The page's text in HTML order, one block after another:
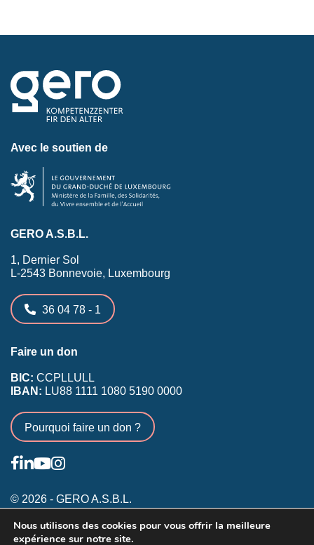
Avec le soutien de
GERO A.S.B.L.
1, Dernier Sol
L-2543 Bonnevoie, Luxembourg
36 04 78 - 1
Faire un don
BIC: CCPLLULL
IBAN: LU88 1111 1080 5190 0000
Pourquoi faire un don ?
© 2026 - GERO A.S.B.L.
Conditions générales
Nous utilisons des cookies pour vous offrir la meilleure
expérience sur notre site.